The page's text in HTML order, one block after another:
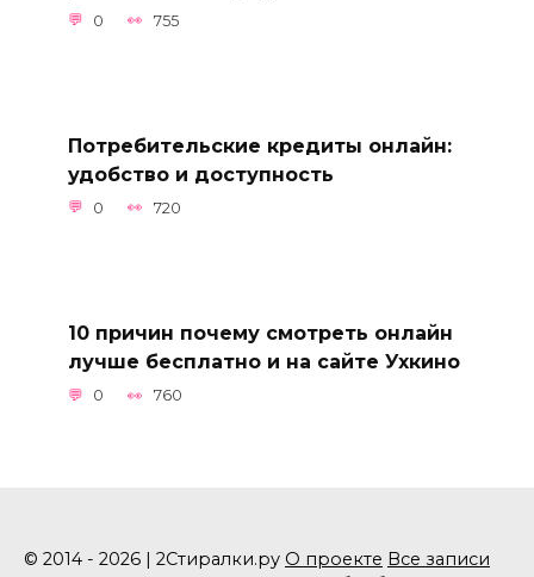
0 755
Потребительские кредиты онлайн:
удобство и доступность
0 720
10 причин почему смотреть онлайн
лучше бесплатно и на сайте Ухкино
0 760
© 2014 - 2026 | 2Стиралки.ру О проекте Все записи